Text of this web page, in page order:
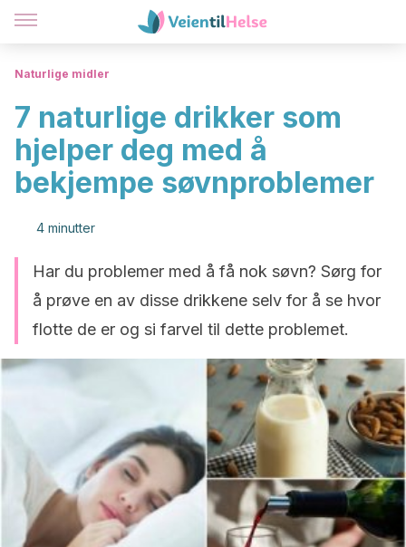
Naturlige midler
7 naturlige drikker som
hjelper deg med å
bekjempe søvnproblemer
4 minutter
Har du problemer med å få nok søvn? Sørg for
å prøve en av disse drikkene selv for å se hvor
flotte de er og si farvel til dette problemet.